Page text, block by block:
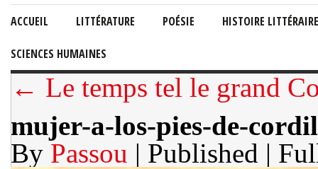
ACCUEIL LITTÉRATURE POÉSIE HISTOIRE LITTÉRAIRE
SCIENCES HUMAINES
← Le temps tel le grand
mujer-a-los-pies-de-
By Passou | Published |